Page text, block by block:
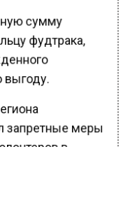
сумму
фудтрака,
выгоду.
запретные меры
в